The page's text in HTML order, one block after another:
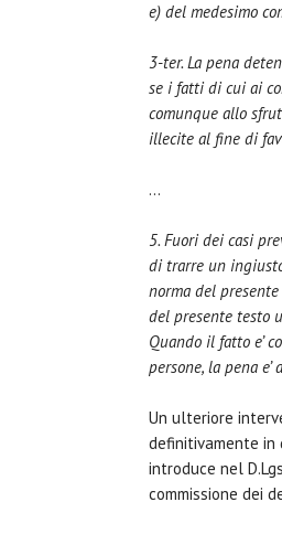
e) del medesimo
3-ter. La pena
se i fatti di cui ai
comunque allo
illecite al fine di
…
5. Fuori dei casi
di trarre un
norma del
del presente testo
Quando il fatto e’
persone, la pena
Un ulteriore
definitivamente in
introduce nel
commissione dei